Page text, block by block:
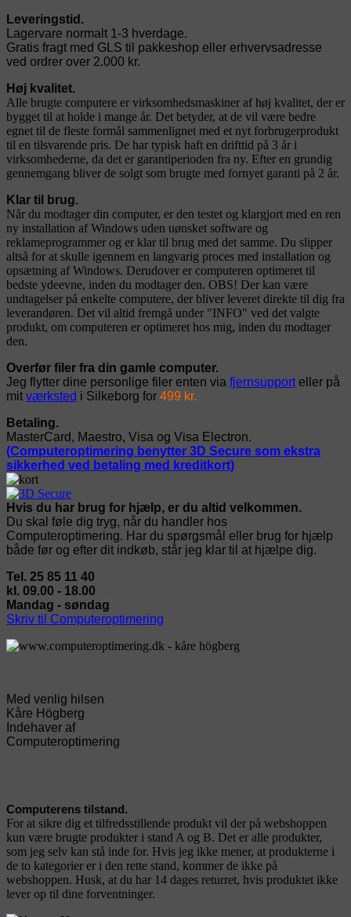
Leveringstid.
Lagervare normalt 1-3 hverdage.
Gratis fragt med GLS til pakkeshop eller erhvervsadresse
ved ordrer over 2.000 kr.
Høj kvalitet.
Alle brugte computere er virksomhedsmaskiner af høj kvalitet, der er
bygget til at holde i mange år. Det betyder, at de vil være bedre
egnet til de fleste formål sammenlignet med et nyt forbrugerprodukt
til en tilsvarende pris. De har typisk haft en drifttid på 3 år i
virksomhederne, da det er garantiperioden fra ny. Efter en grundig
gennemgang bliver de solgt som brugte med fornyet garanti på 2 år.
Klar til brug.
Når du modtager din computer, er den testet og klargjort med en ren
ny installation af Windows uden uønsket software og
reklameprogrammer og er klar til brug med det samme. Du slipper
altså for at skulle igennem en langvarig proces med installation og
opsætning af Windows. Derudover er computeren optimeret til
bedste ydeevne, inden du modtager den. OBS! Der kan være
undtagelser på enkelte computere, der bliver leveret direkte til dig fra
leverandøren. Det vil altid fremgå under "INFO" ved det valgte
produkt, om computeren er optimeret hos mig, inden du modtager
den.
Overfør filer fra din gamle computer.
Jeg flytter dine personlige filer enten via fjernsupporteller på
mit værksted i Silkeborg for 499 kr.
Betaling.
MasterCard, Maestro, Visa og Visa Electron.
(Computeroptimering benytter 3D Secure som ekstra
sikkerhed ved betaling med kreditkort)
Hvis du har brug for hjælp, er du altid velkommen.
Du skal føle dig tryg, når du handler hos
Computeroptimering. Har du spørgsmål eller brug for hjælp
både før og efter dit indkøb, står jeg klar til at hjælpe dig.
Tel. 25 85 11 40
kl. 09.00 - 18.00
Mandag - søndag
Skriv til Computeroptimering
Med venlig hilsen
Kåre Högberg
Indehaver af
Computeroptimering
Computerens tilstand.
For at sikre dig et tilfredsstillende produkt vil der på webshoppen
kun være brugte produkter i stand A og B. Det er alle produkter,
som jeg selv kan stå inde for. Hvis jeg ikke mener, at produkterne i
de to kategorier er i den rette stand, kommer de ikke på
webshoppen. Husk, at du har 14 dages returret, hvis produktet ikke
lever op til dine forventninger.